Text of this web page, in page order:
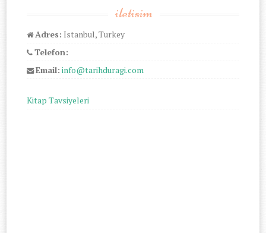
iletisim
Adres: Istanbul, Turkey
Telefon:
Email: info@tarihduragi.com
Kitap Tavsiyeleri